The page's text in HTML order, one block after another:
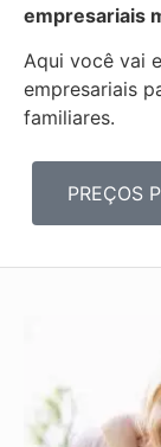
empresariais
Aqui você vai
empresariais
familiares.
PREÇOS